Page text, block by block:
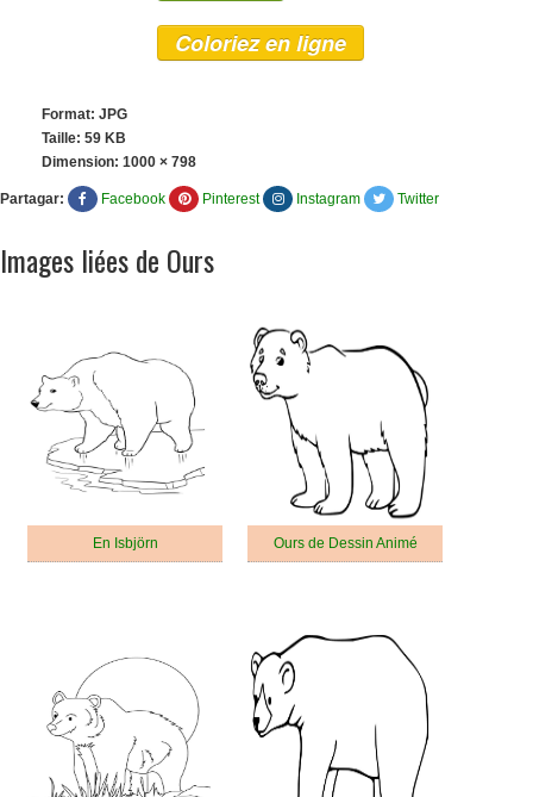
Coloriez en ligne
Format: JPG
Taille: 59 KB
Dimension: 1000 × 798
Partagar: Facebook Pinterest Instagram Twitter
Images liées de Ours
En Isbjörn Ours de Dessin Animé